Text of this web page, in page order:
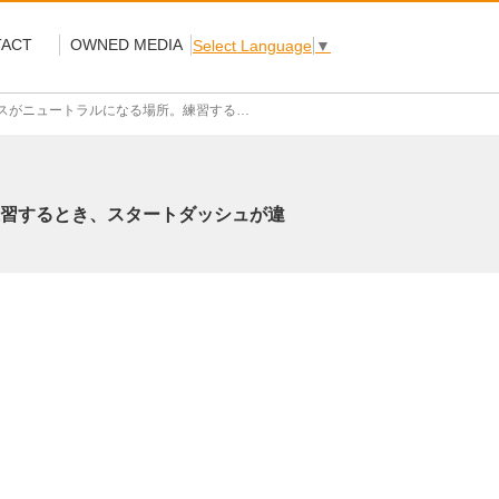
OWNED MEDIA Select Language ▼
、スタートダッシュが違う。」 スラックライン福田恭巳さん
するとき、スタートダッシュが違